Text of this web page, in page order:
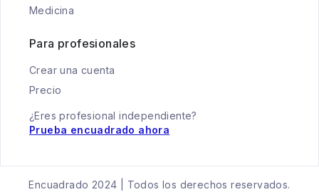
Medicina
Para profesionales
Crear una cuenta
Precio
¿Eres profesional independiente?
Prueba encuadrado ahora
Encuadrado 2024 | Todos los derechos reservados.